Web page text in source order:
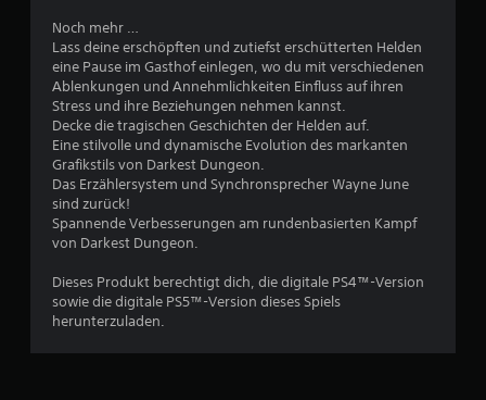
r
n
n
a
u
s
2
Noch mehr …
Lass deine erschöpften und zutiefst erschütterten Helden
eine Pause im Gasthof einlegen, wo du mit verschiedenen
Ablenkungen und Annehmlichkeiten Einfluss auf ihren
Stress und ihre Beziehungen nehmen kannst.
Decke die tragischen Geschichten der Helden auf.
Eine stilvolle und dynamische Evolution des markanten
Grafikstils von Darkest Dungeon.
Das Erzählersystem und Synchronsprecher Wayne June
sind zurück!
Spannende Verbesserungen am rundenbasierten Kampf
von Darkest Dungeon.
Dieses Produkt berechtigt dich, die digitale PS4™-Version
sowie die digitale PS5™-Version dieses Spiels
herunterzuladen.